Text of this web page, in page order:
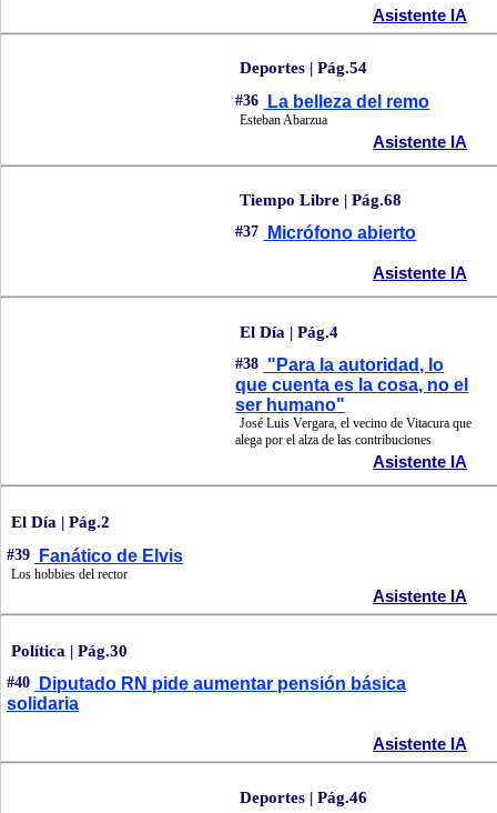
Asistente IA
Deportes | Pág.54
#36 La belleza del remo
Esteban Abarzua
Asistente IA
Tiempo Libre | Pág.68
#37 Micrófono abierto
Asistente IA
El Día | Pág.4
#38 "Para la autoridad, lo
que cuenta es la cosa, no el
ser humano"
José Luis Vergara, el vecino de Vitacura que
alega por el alza de las contribuciones
Asistente IA
El Día | Pág.2
#39 Fanático de Elvis
Los hobbies del rector
Asistente IA
Política | Pág.30
#40
Diputado RN pide aumentar pensión básica
solidaria
Asistente IA
Deportes | Pág.46